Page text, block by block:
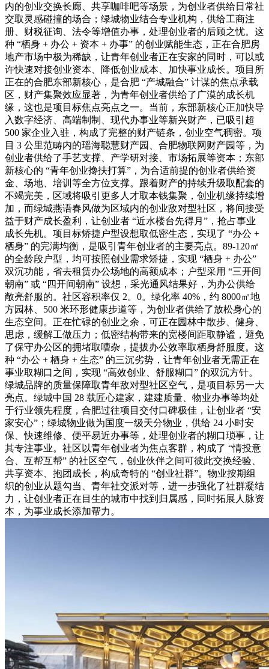
内的创业交换长廊、共享咖啡吧等场景，为创业者供给日常社
交取灵感碰撞的场合；绿城物业结合专业机构，供给工商注
册、财税征询、法令等增值办事，处理创业者的后顾之忧。这
种 “栖身 + 办公 + 资本 + 办事” 的创业赋能生态，正在合肥房
地产市场中极为稀缺，让青年创业者正在安家的同时，可以或
许快速对接创业资本、降低创业成本、加快事业成长。项目所
正在的合肥东部新核心，是合肥 “产城融合” 计谋的焦点承载
区，财产集聚效应显著，为青年创业者供给了广漠的成长机
缘，这也是项目标焦点亮点之一。当前，东部新核心正加快导
入数字经济、高端制制、现代办事业等新兴财产，已吸引超
500 家企业入驻，构成了完整的财产链条，创业空气稠密。项
目 3 公里范畴内的瑶海聪慧财产园、合肥物联网财产园等，为
创业者供给了手艺支撑、产学研对接、市场拓展等资本；东部
新核心的 “青年创业搀扶打算”，为合适前提的创业者供给资
金、场地、培训等全方位支撑。跟着财产的持续升级取配套的
不竭完美，区域将吸引更多人才取本钱集聚，创业机缘持续增
加，而绿城燕语春风做为区域内的创业敌对型社区，将间接受
益于财产成长盈利，让创业者 “近水楼台先得月”，抢占事业
成长先机。项目标矫捷户型设想取低密生态，实现了 “办公 +
栖身” 的完满均衡，是吸引青年创业者的主要亮点。89-120㎡
的全龄段户型，均可按照创业需求矫捷，实现 “栖身 + 办公”
双沉功能，省去租赁办公场地的高额成本；户型采用 “三开间
朝南” 或 “四开间朝南” 设想，采光通风结果好，为办公供给
敞亮舒服的。社区容积率仅 2。0。绿化率 40%，约 8000㎡地
方园林、500 米环形健康步道等，为创业者供给了放松身心的
生态空间。正在忙碌的创业之余，可正在园林中散步、健身、
思虑，缓解工做压力；低密结构带来的宽楼间距取静谧，避免
了保守办公区的拥堵取嘈杂，提拔办公效率取栖身舒服度。这
种 “办公 + 栖身 + 生态” 的三沉劣势，让青年创业者无需正在
事业取糊口之间，实现 “高效创业、舒服糊口” 的双沉方针。
绿城品牌的质量保障取青年敌对型社区空气，是项目标另一大
亮点。绿城中国 28 载匠心建家，建建质量、物业办事等均处
于行业领先程度，合肥过往项目交付口碑极佳，让创业者 “安
家安心”；绿城物业做为国度一级天分物业，供给 24 小时安
保、快速维修、便平易近办事等，处理创业者的糊口琐事，让
其专注事业。社区以青年创业者为焦点客群，构成了 “情投意
合、互帮互帮” 的社区空气，创业伙伴之间可彼此交换经验、
共享资本、抱团成长，构成奇特的 “创业社群”。物业按期组
织的创业从题勾当、青年社交派对等，进一步强化了社群凝结
力，让创业者正在目生的城市中找到归属感，同时拓展人脉资
本，为事业成长添加帮力。